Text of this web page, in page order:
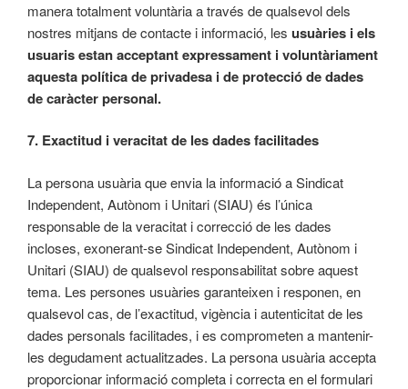
manera totalment voluntària a través de qualsevol dels
nostres mitjans de contacte i informació, les usuàries i els
usuaris estan acceptant expressament i voluntàriament
aquesta política de privadesa i de protecció de dades
de caràcter personal.
7. Exactitud i veracitat de les dades facilitades
La persona usuària que envia la informació a Sindicat
Independent, Autònom i Unitari (SIAU) és l’única
responsable de la veracitat i correcció de les dades
incloses, exonerant-se Sindicat Independent, Autònom i
Unitari (SIAU) de qualsevol responsabilitat sobre aquest
tema. Les persones usuàries garanteixen i responen, en
qualsevol cas, de l’exactitud, vigència i autenticitat de les
dades personals facilitades, i es comprometen a mantenir-
les degudament actualitzades. La persona usuària accepta
proporcionar informació completa i correcta en el formulari